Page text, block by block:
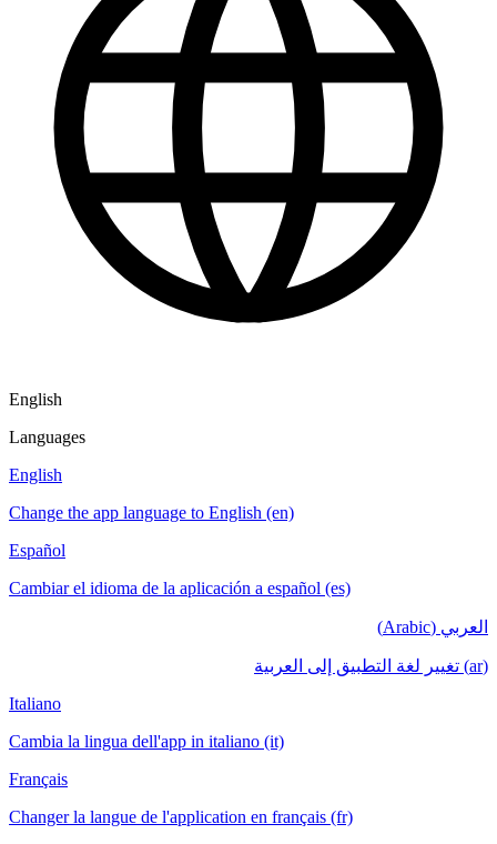
English
Languages
English
Change the app language to English (en)
Español
Cambiar el idioma de la aplicación a español (es)
العربي (Arabic)
(ar) تغيير لغة التطبيق إلى العربية
Italiano
Cambia la lingua dell'app in italiano (it)
Français
Changer la langue de l'application en français (fr)